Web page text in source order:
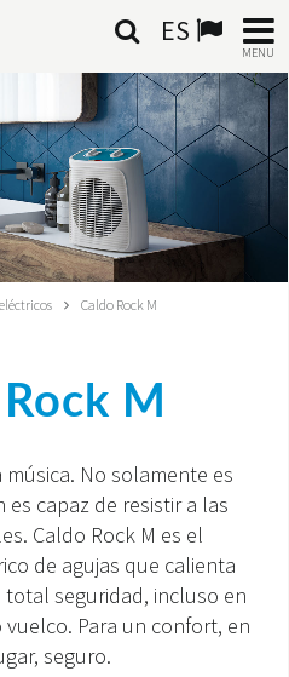
ES
MENU
Caldo Rock M
M
No solamente es
capaz de resistir a las
Caldo Rock M es el
de agujas que calienta
seguridad, incluso en
Para un confort, en
seguro.